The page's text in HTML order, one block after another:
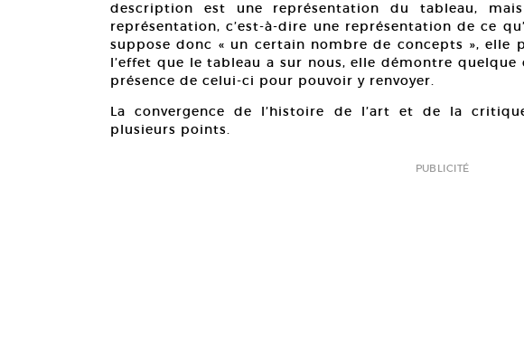
description est une représentation du tableau,
représentation, c’est-à-dire une représentation de ce
suppose donc « un certain nombre de concepts », elle
l’effet que le tableau a sur nous, elle démontre
présence de celui-ci pour pouvoir y renvoyer.
La convergence de l’histoire de l’art et de la
plusieurs points.
PUBLICITÉ